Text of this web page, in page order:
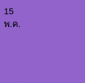
15
พ.ค.